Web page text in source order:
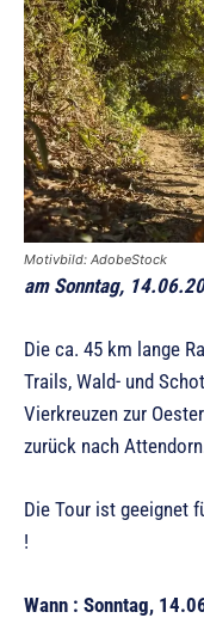
Motivbild: AdobeStock
am Sonntag,
Die ca. 45 km lange
Trails, Wald- und
Vierkreuzen zur
zurück nach
Die Tour ist geeignet
!
Wann : Sonntag,